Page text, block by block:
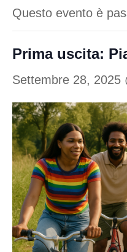
Questo evento è
Prima uscita:
Settembre 28, 2025